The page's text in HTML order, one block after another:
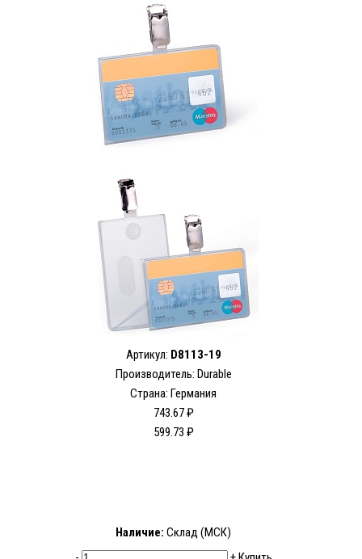
Артикул: D8113-19
Производитель: Durable
Страна: Германия
743.67 ₽
599.73 ₽
Наличие: Склад (МСК)